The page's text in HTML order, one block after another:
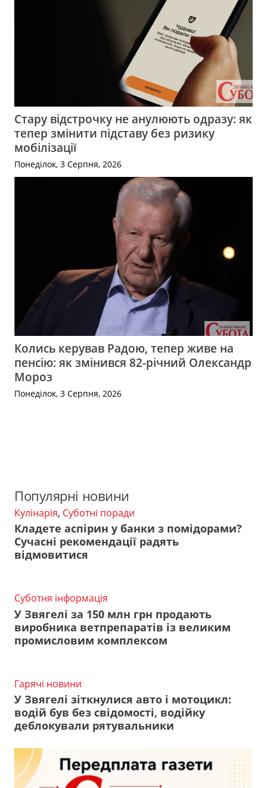
Стару відстрочку не анулюють одразу: як
тепер змінити підставу без ризику
мобілізації
Понеділок, 3 Серпня, 2026
Колись керував Радою, тепер живе на
пенсію: як змінився 82-річний Олександр
Мороз
Понеділок, 3 Серпня, 2026
Популярні новини
Кулінарія, Суботні поради
Кладете аспірин у банки з помідорами?
Сучасні рекомендації радять
відмовитися
Суботня інформація
У Звягелі за 150 млн грн продають
виробника ветпрепаратів із великим
промисловим комплексом
Гарячі новини
У Звягелі зіткнулися авто і мотоцикл:
водій був без свідомості, водійку
деблокували рятувальники